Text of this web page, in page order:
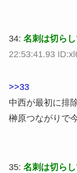
34: 名刺は切ら
22:53:41.93
>>33
中西が最初に排
榊原つながりで
35: 名刺は切ら